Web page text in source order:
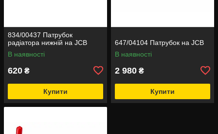
834/00437 Патрубок
радіатора нижній на JCB
В наявності
620 ₴
Купити
647/04104 Патрубок на JCB
В наявності
2 980 ₴
Купити